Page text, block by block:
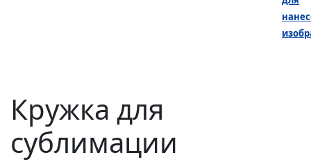
Кружка для
сублимации